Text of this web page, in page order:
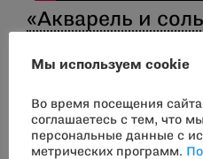
«Акварель и
Артёмовой
Мы используем cookie
Во время посещения сайта
соглашаетесь с тем, что
персональные данные с
метрических программ.